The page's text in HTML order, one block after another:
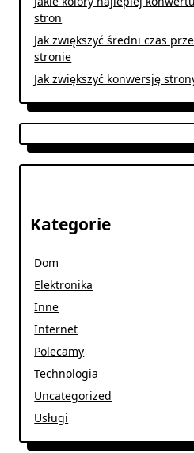
stron
Jak zwiększyć średni czas
stronie
Jak zwiększyć konwersję
Kategorie
Dom
Elektronika
Inne
Internet
Polecamy
Technologia
Uncategorized
Usługi